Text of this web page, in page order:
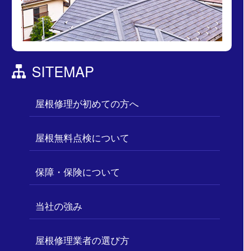
SITEMAP
屋根修理が初めての方へ
屋根無料点検について
保障・保険について
当社の強み
屋根修理業者の選び方